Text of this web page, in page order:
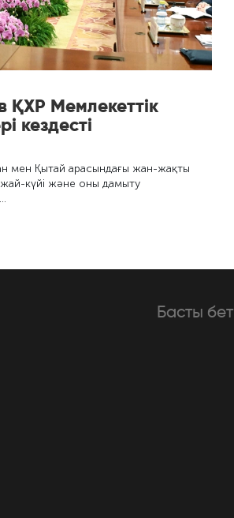
ҚХР Мемлекеттік
кездесті
мен Қытай арасындағы жан-жақты
жай-күйі және оны дамыту
Басты бет